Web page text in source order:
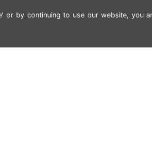
or by continuing to use our website, you